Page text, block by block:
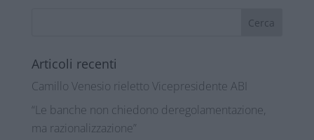
Articoli recenti
Camillo Venesio rieletto Vicepresidente ABI
“Le banche non chiedono deregolamentazione,
ma razionalizzazione”